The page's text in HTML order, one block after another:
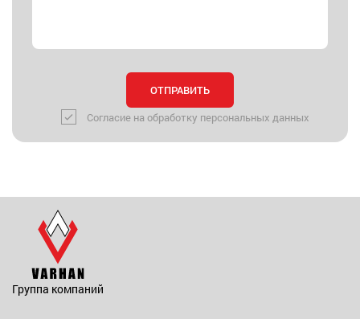
Согласие на обработку персональных данных
Группа компаний